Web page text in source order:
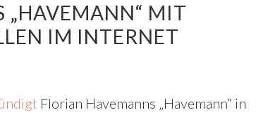
„HAVEMANN“ MIT
IM INTERNET
Florian Havemanns „Havemann“ in